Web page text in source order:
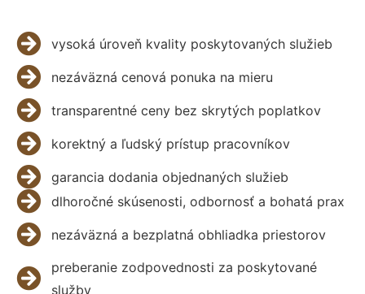
vysoká úroveň kvality poskytovaných služieb
nezáväzná cenová ponuka na mieru
transparentné ceny bez skrytých poplatkov
korektný a ľudský prístup pracovníkov
garancia dodania objednaných služieb
dlhoročné skúsenosti, odbornosť a bohatá prax
nezáväzná a bezplatná obhliadka priestorov
preberanie zodpovednosti za poskytované
služby